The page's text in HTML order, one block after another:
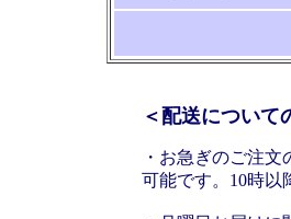
＜配送につい
・お急ぎのご注
可能です。10時以